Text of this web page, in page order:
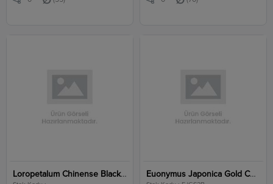
Loropetalum Chinense Black Pearl Stem Clt 45 Euonymus Japonica Gold Compacta 2 Ball Clt 35